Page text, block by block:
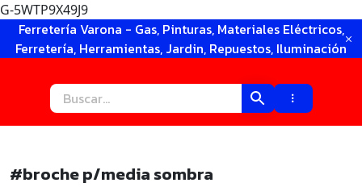
G-5WTP9X49J9
Ferretería Varona - Gas, Pinturas, Materiales Eléctricos,
Ferretería, Herramientas, Jardin, Repuestos, Iluminación
#broche p/media sombra